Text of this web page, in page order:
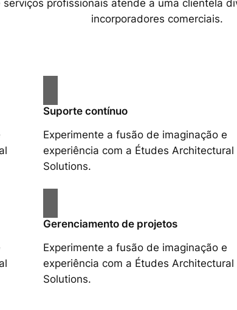
profissionais atende a uma clientela
incorporadores comerciais.
Suporte contínuo
Experimente a fusão de imaginação e
experiência com a Études Architectural
Solutions.
Gerenciamento de projetos
Experimente a fusão de imaginação e
experiência com a Études Architectural
Solutions.